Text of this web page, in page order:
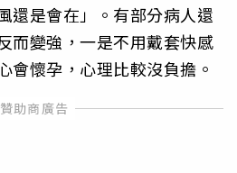
還是會在」。有部分病人還
而變強，一是不用戴套快感
會懷孕，心理比較沒負擔。